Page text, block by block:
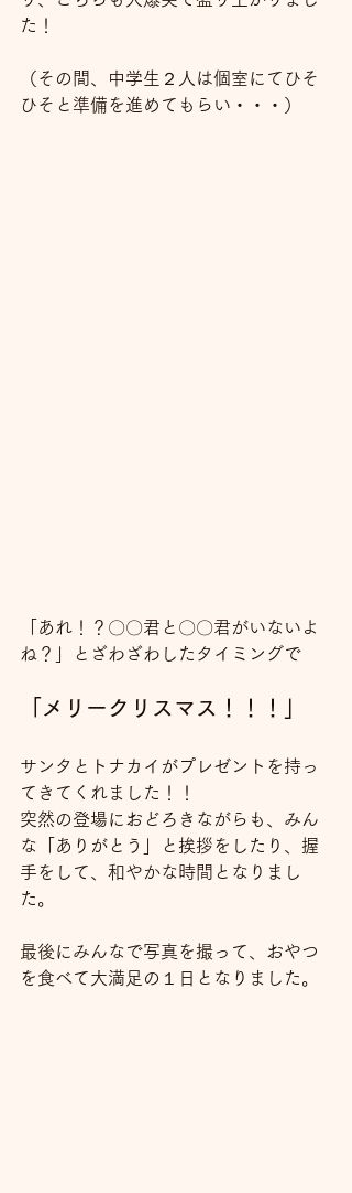
た！
（その間、中学生２人は個室にてひそ
ひそと準備を進めてもらい・・・）
「あれ！？〇〇君と〇〇君がいないよ
ね？」とざわざわしたタイミングで
「メリークリスマス！！！」
サンタとトナカイがプレゼントを持っ
てきてくれました！！
突然の登場におどろきながらも、みん
な「ありがとう」と挨拶をしたり、握
手をして、和やかな時間となりまし
た。
最後にみんなで写真を撮って、おやつ
を食べて大満足の１日となりました。